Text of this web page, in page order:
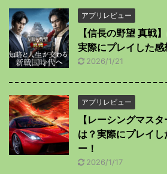
アプリレビュー
【信長の野望 真戦
実際にプレイした感
2026/1/21
アプリレビュー
【レーシングマス
は？実際にプレイ
ー！
2026/1/17